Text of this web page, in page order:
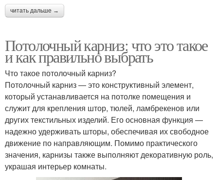
читать дальше →
Потолочный карниз: что это такое
и как правильно выбрать
Что такое потолочный карниз?
Потолочный карниз — это конструктивный элемент,
который устанавливается на потолке помещения и
служит для крепления штор, тюлей, ламбрекенов или
других текстильных изделий. Его основная функция —
надежно удерживать шторы, обеспечивая их свободное
движение по направляющим. Помимо практического
значения, карнизы также выполняют декоративную роль,
украшая интерьер комнаты.